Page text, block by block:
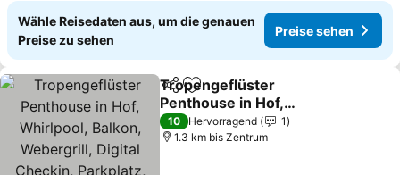
Wähle Reisedaten aus, um die genauen
Preise zu sehen
Preise sehen
TeilenZu Favoriten hinzufügen
Tropengeflüster
Penthouse in Hof,
Whirlpool, Balkon,
Webergrill, Digital
10 Hervorragend
1
1.3 km bis Zentrum